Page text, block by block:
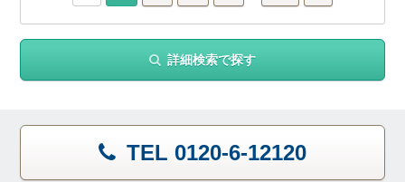
詳細検索で探す
TEL 0120-6-12120